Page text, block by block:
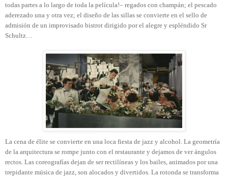
todas partes a lo largo de toda la película!– regados con champán; el pescado
aderezado una y otra vez; el diseño de las sillas se convierte en el sello de
admisión de un improvisado bistrot dirigido por el alegre y espléndido Sr
Schultz…
La cena de élite se convierte en una loca fiesta de jazz y alcohol. La geometría
de la arquitectura se rompe junto con el restaurante y dejamos de ver ángulos
rectos. Las coreografías dejan de ser rectilíneas y los bailes, animados por una
trepidante música de jazz, son alocados y divertidos. La rotonda se transforma